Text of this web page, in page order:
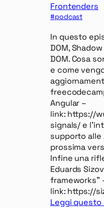
Frontenders
podcast
In questo
DOM,
DOM. Cosa
e come
Angular –
link: https://
signals/ e
supporto alle
prossima
Infine una
Eduards
frameworks”
link: https://
Leggi